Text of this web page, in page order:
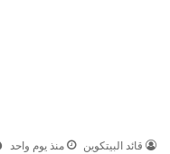
قائد البيتكوين منذ يوم واحد